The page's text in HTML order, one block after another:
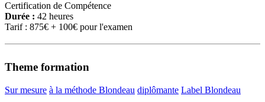
Certification de Compétence
Durée : 42 heures
Tarif : 875€ + 100€ pour l'examen
Theme formation
Sur mesure à la méthode Blondeau diplômante Label Blondeau